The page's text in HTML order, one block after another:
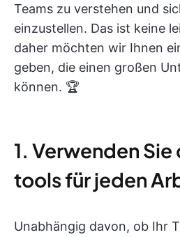
Teams zu verstehen und
einzustellen. Das ist keine
daher möchten wir Ihnen
geben, die einen großen
können. 🏆
1. Verwenden
tools für jeden
Unabhängig davon, ob Ihr